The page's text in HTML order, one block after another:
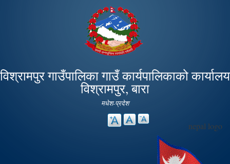
main
content
विश्रामपुर गाउँपालिका गाउँ कार्यपालिकाको कार्यालय
विश्रामपुर, बारा
मधेश-प्रदेश
nepal logo